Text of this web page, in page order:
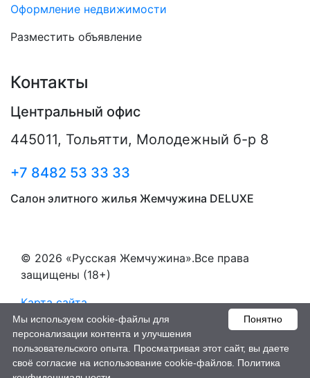
Оформление недвижимости
Разместить объявление
Контакты
Центральный офис
445011, Тольятти, Молодежный б-р 8
+7 8482 53 33 33
Салон элитного жилья Жемчужина DELUXE
© 2026 «Русская Жемчужина».Все права
защищены (18+)
Карта сайта
Пользовательское соглашение
Создание сайтов - РостСайт
Понятно
Мы используем cookie-файлы для
персонализации контента и улучшения
пользовательского опыта. Просматривая этот сайт, вы даете
своё согласие на использование cookie-файлов. Политика